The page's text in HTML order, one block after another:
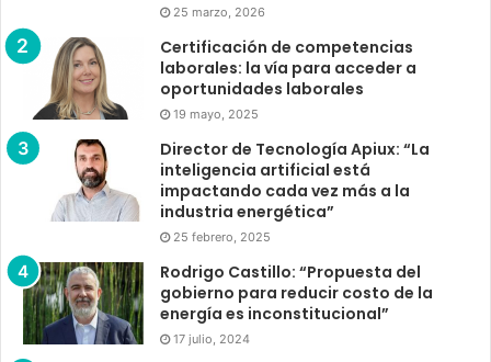
25 marzo, 2026
Certificación de competencias
laborales: la vía para acceder a
oportunidades laborales
19 mayo, 2025
Director de Tecnología Apiux: “La
inteligencia artificial está
impactando cada vez más a la
industria energética”
25 febrero, 2025
Rodrigo Castillo: “Propuesta del
gobierno para reducir costo de la
energía es inconstitucional”
17 julio, 2024